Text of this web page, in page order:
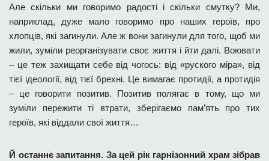
Але скільки ми говоримо радості і скільки смутку? Ми,
наприклад, дуже мало говоримо про наших героїв, про
хлопців, які загинули. Але ж вони загинули для того, щоб ми
жили, зуміли реорганізувати своє життя і йти далі. Воювати
– це теж захищати себе від чогось: від «руского міра», від
тієї ідеології, від тієї брехні. Це ­вимагає протидії, а протидія
– це говорити позитив. Позитив полягає в тому, що ми
зуміли пережити ті втрати, зберігаємо пам’ять про тих
героїв, які віддали свої життя…
Й останнє запитання. За цей рік гарнізонний храм зібрав